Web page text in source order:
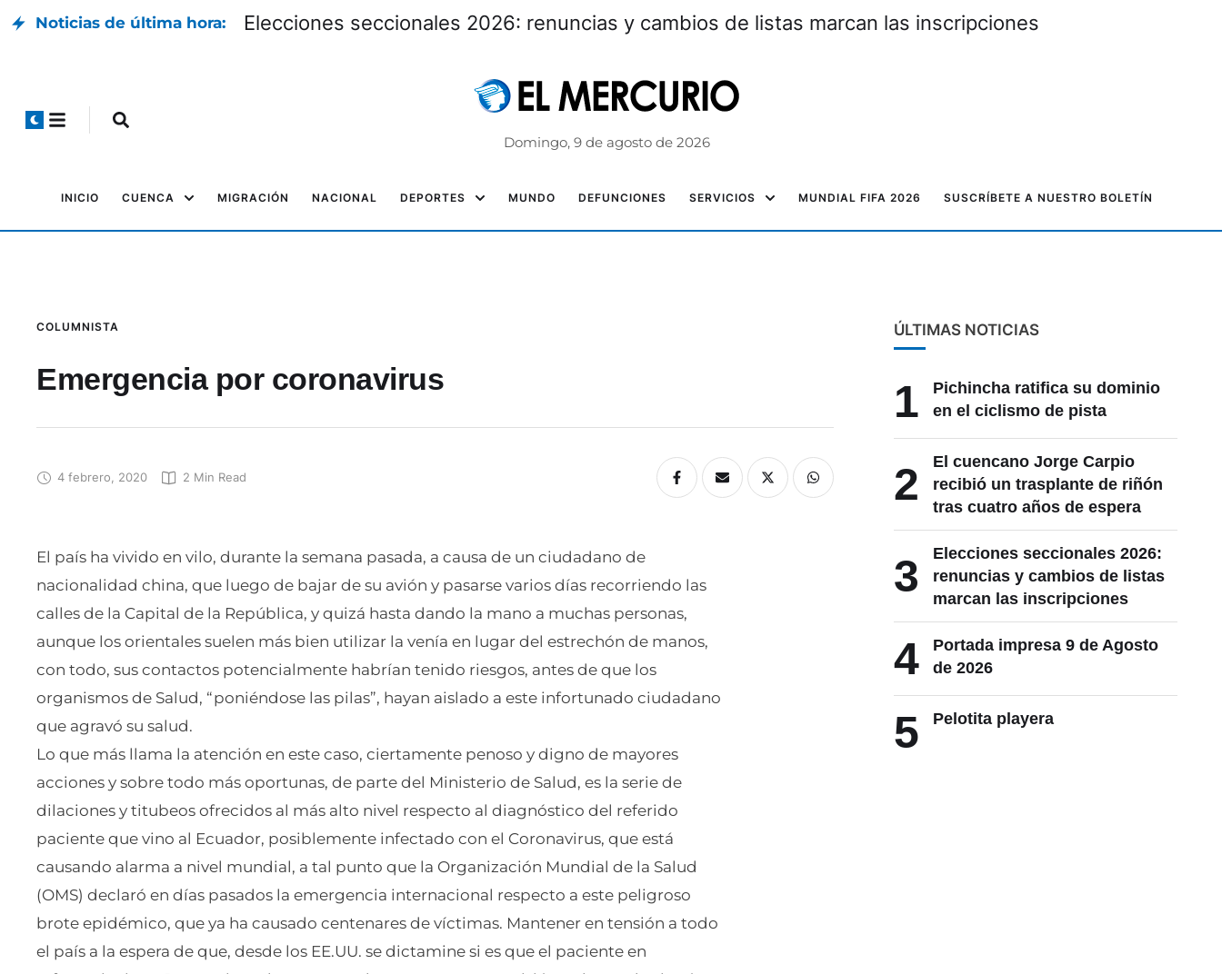
Noticias de última hora: Elecciones seccionales 2026: renuncias y cambios de listas marcan las inscripciones
Domingo, 9 de agosto de 2026
INICIO CUENCA MIGRACIÓN NACIONAL DEPORTES MUNDO DEFUNCIONES SERVICIOS MUNDIAL FIFA 2026 SUSCRÍBETE A NUESTRO BOLETÍN
COLUMNISTA
Emergencia por coronavirus
4 febrero, 2020 2 Min Read
El país ha vivido en vilo, durante la semana pasada, a causa de un ciudadano de
nacionalidad china, que luego de bajar de su avión y pasarse varios días recorriendo las
calles de la Capital de la República, y quizá hasta dando la mano a muchas personas,
aunque los orientales suelen más bien utilizar la venía en lugar del estrechón de manos,
con todo, sus contactos potencialmente habrían tenido riesgos, antes de que los
organismos de Salud, “poniéndose las pilas”, hayan aislado a este infortunado ciudadano
que agravó su salud.
Lo que más llama la atención en este caso, ciertamente penoso y digno de mayores
acciones y sobre todo más oportunas, de parte del Ministerio de Salud, es la serie de
dilaciones y titubeos ofrecidos al más alto nivel respecto al diagnóstico del referido
paciente que vino al Ecuador, posiblemente infectado con el Coronavirus, que está
causando alarma a nivel mundial, a tal punto que la Organización Mundial de la Salud
(OMS) declaró en días pasados la emergencia internacional respecto a este peligroso
brote epidémico, que ya ha causado centenares de víctimas. Mantener en tensión a todo
el país a la espera de que, desde los EE.UU. se dictamine si es que el paciente en
ÚLTIMAS NOTICIAS
1
Pichincha ratifica su dominio
en el ciclismo de pista
2
El cuencano Jorge Carpio
recibió un trasplante de riñón
tras cuatro años de espera
3
Elecciones seccionales 2026:
renuncias y cambios de listas
marcan las inscripciones
4
Portada impresa 9 de Agosto
de 2026
5 Pelotita playera